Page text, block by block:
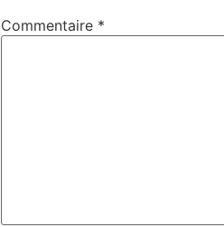
Commentaire *